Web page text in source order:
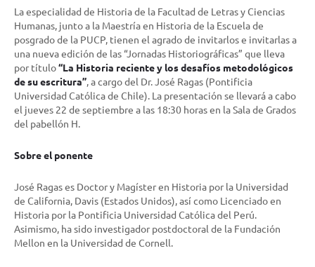
La especialidad de Historia de la Facultad de Letras y Ciencias
Humanas, junto a la Maestría en Historia de la Escuela de
posgrado de la PUCP, tienen el agrado de invitarlos e invitarlas a
una nueva edición de las “Jornadas Historiográficas” que lleva
por título“La Historia reciente y los desafíos metodológicos
de su escritura”, a cargo del Dr. José Ragas (Pontificia
Universidad Católica de Chile). La presentación se llevará a cabo
el jueves 22 de septiembre a las 18:30 horas en la Sala de Grados
del pabellón H.
Sobre el ponente
José Ragas es Doctor y Magíster en Historia por la Universidad
de California, Davis (Estados Unidos), así como Licenciado en
Historia por la Pontificia Universidad Católica del Perú.
Asimismo, ha sido investigador postdoctoral de la Fundación
Mellon en la Universidad de Cornell.